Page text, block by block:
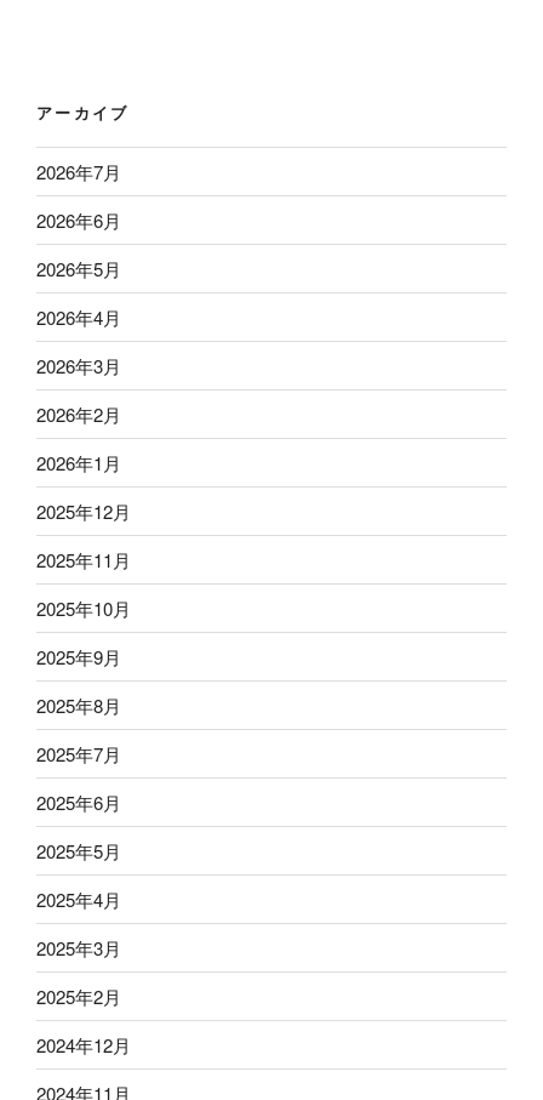
アーカイブ
2026年7月
2026年6月
2026年5月
2026年4月
2026年3月
2026年2月
2026年1月
2025年12月
2025年11月
2025年10月
2025年9月
2025年8月
2025年7月
2025年6月
2025年5月
2025年4月
2025年3月
2025年2月
2024年12月
2024年11月